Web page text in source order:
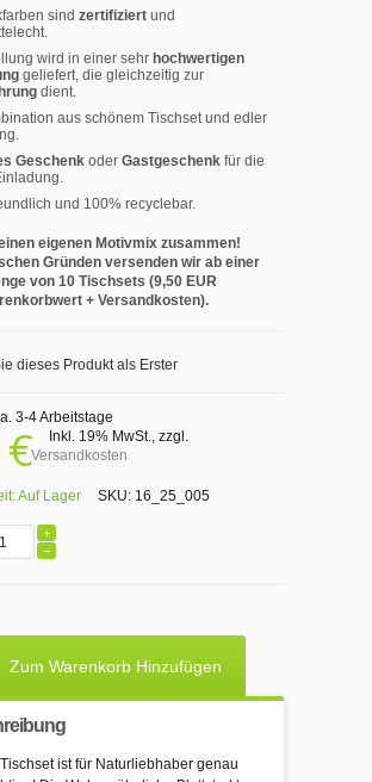
sind zertifiziert und
wird in einer sehr hochwertigen
geliefert, die gleichzeitig zur
dient.
aus schönem Tischset und edler
Geschenk oder Gastgeschenk für die
und 100% recyclebar.
eigenen Motivmix zusammen!
Gründen versenden wir ab einer
von 10 Tischsets (9,50 EUR
+ Versandkosten).
dieses Produkt als Erster
3-4 Arbeitstage
Inkl. 19% MwSt., zzgl.
Versandkosten
Auf Lager SKU: 16_25_005
Zum Warenkorb Hinzufügen
ist für Naturliebhaber genau